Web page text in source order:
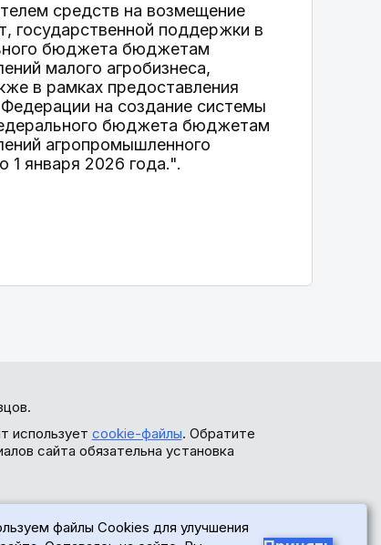
средств на возмещение
государственной поддержки в
бюджета бюджетам
малого агробизнеса,
в рамках предоставления
на создание системы
бюджета бюджетам
агропромышленного
1 января 2026 года.".
использует cookie-файлы. Обратите
сайта обязательна установка
файлы Cookies для улучшения